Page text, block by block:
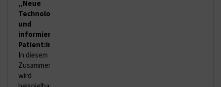
„Neue
Technologien
und
informierte
Patient:innen“
In diesem
Zusammenhang
wird